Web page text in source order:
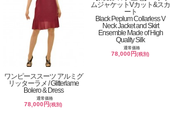
ワンピーススーツ アルミグ
リッターラメ / Glitterlame
Bolero & Dress
通常価格
78,000円(税別)
ムジャケットVカット&スカ
ート
Black Peplum Collarless V
Neck Jacket and Skirt
Ensemble Made of High
Quality Silk
通常価格
78,000円(税別)